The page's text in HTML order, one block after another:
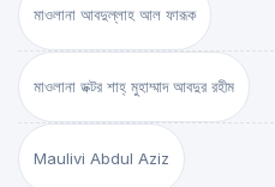
মাওলানা আবদুল্লাহ আল ফারূক
মাওলানা ডক্টর শাহ্‌ মুহাম্মাদ আবদুর রহীম
Maulivi Abdul Aziz